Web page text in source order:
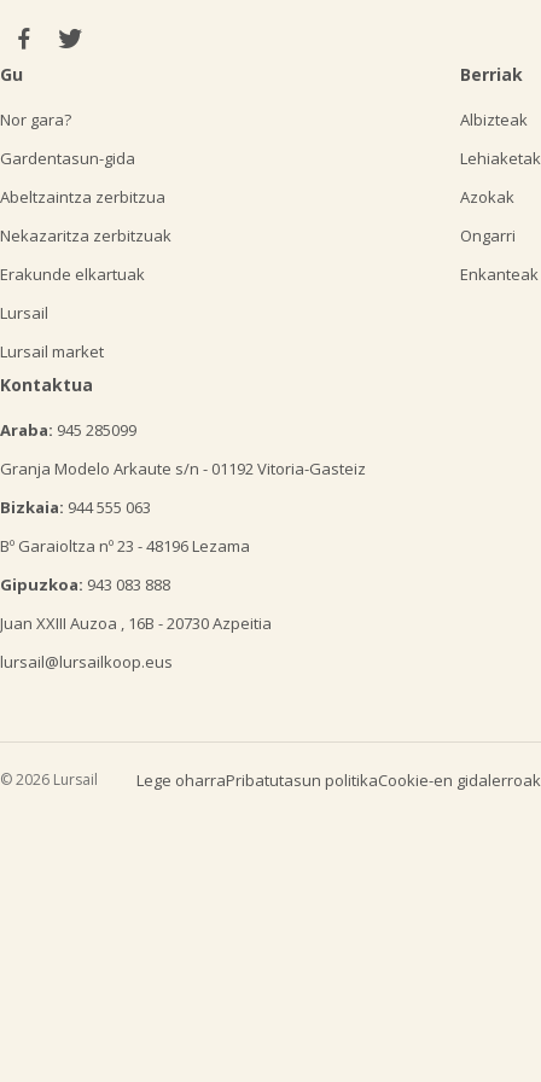
Gu
Nor gara?
Gardentasun-gida
Abeltzaintza zerbitzua
Nekazaritza zerbitzuak
Erakunde elkartuak
Lursail
Lursail market
Berriak
Albizteak
Lehiaketak
Azokak
Ongarri
Enkanteak
Kontaktua
Araba: 945 285099
Granja Modelo Arkaute s/n - 01192 Vitoria-Gasteiz
Bizkaia: 944 555 063
Bº Garaioltza nº 23 - 48196 Lezama
Gipuzkoa: 943 083 888
Juan XXIII Auzoa , 16B - 20730 Azpeitia
lursail@lursailkoop.eus
© 2026 Lursail Lege oharraPribatutasun politikaCookie-en gidalerroak